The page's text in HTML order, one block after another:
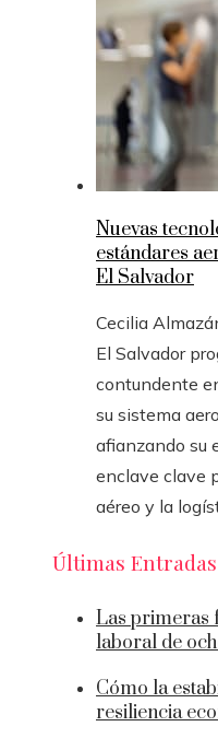
Nuevas
estándares
El Salvador
Cecilia
El Salvador
contundente
su sistema
afianzando su
enclave clave
aéreo y la
Últimas Entradas
Las primeras
laboral de
Cómo la
resiliencia